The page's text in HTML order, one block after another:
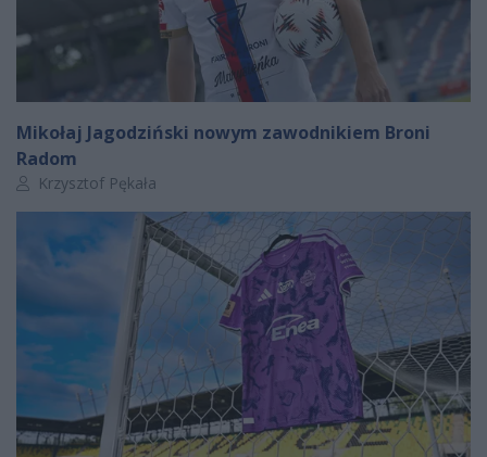
Mikołaj Jagodziński nowym zawodnikiem Broni
Radom
Autor artykułu:
Krzysztof Pękała